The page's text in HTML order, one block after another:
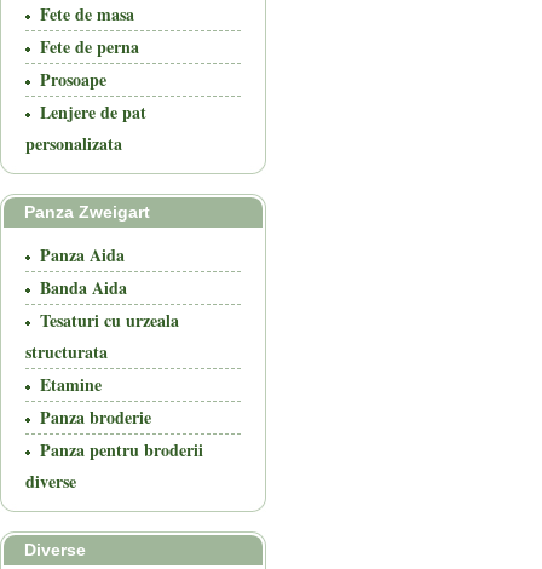
Fete de masa
Fete de perna
Prosoape
Lenjere de pat
personalizata
Panza Zweigart
Panza Aida
Banda Aida
Tesaturi cu urzeala
structurata
Etamine
Panza broderie
Panza pentru broderii
diverse
Diverse